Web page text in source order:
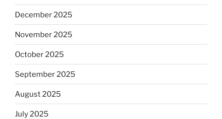
December 2025
November 2025
October 2025
September 2025
August 2025
July 2025